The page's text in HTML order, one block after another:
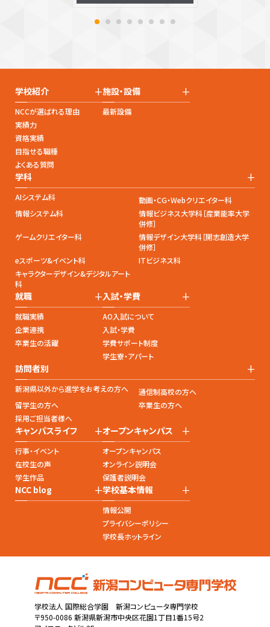
学校紹介 +
NCCが選ばれる理由
実績力
資格実績
目指せる職種
よくある質問
施設・設備 +
最新設備
学科 +
AIシステム科
動画・CG・Webクリエイター科
情報システム科
情報ビジネス大学科［産業能率大学
併修］
ゲームクリエイター科
情報デザイン大学科［開志創造大学
併修］
eスポーツ&イベント科
ITビジネス科
キャラクターデザイン&デジタルアート
科
就職 +
就職実績
企業連携
卒業生の活躍
入試・学費 +
AO入試について
入試・学費
学費サポート制度
学生寮・アパート
訪問者別 +
新潟県以外から進学をお考えの方へ
通信制高校の方へ
留学生の方へ
卒業生の方へ
採用ご担当者様へ
キャンパスライフ +
行事・イベント
在校生の声
学生作品
オープンキャンパス +
オープンキャンパス
オンライン説明会
保護者説明会
NCC blog +学校基本情報 +
情報公開
プライバシーポリシー
学校長ホットライン
学校法人 国際総合学園 新潟コンピュータ専門学校
〒950-0086 新潟県新潟市中央区花園1丁目1番15号2